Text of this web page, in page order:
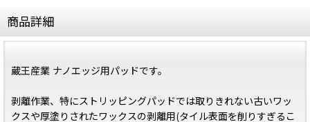
商品詳細
蔵王産業 ナノエッジ用パッドです。
剥離作業、特にストリッピングパッドでは取りきれない古いワッ
クスや厚塗りされたワックスの剥離用(タイル表面を削りすぎるこ